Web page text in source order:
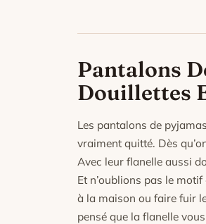
Pantalons
Douillettes
Les pantalons de
vraiment quitté. Dès
Avec leur flanelle aussi
Et n’oublions pas le
à la maison ou faire fuir
pensé que la flanelle